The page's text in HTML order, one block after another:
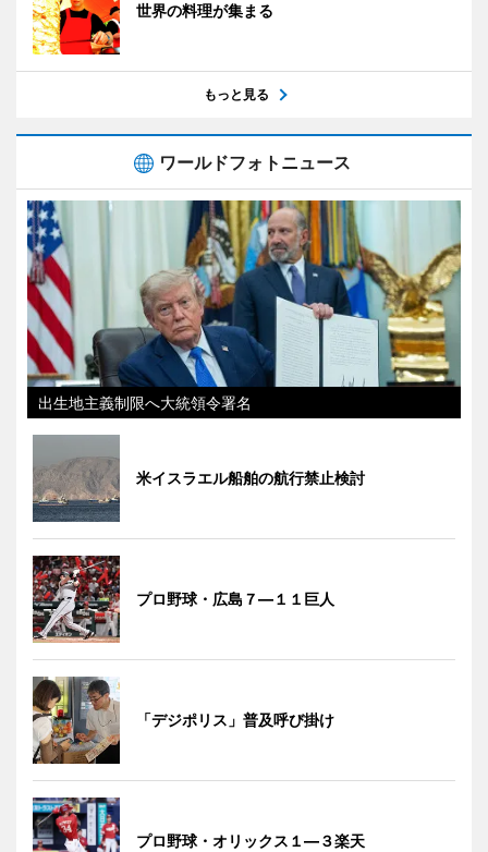
世界の料理が集まる
もっと見る
ワールドフォトニュース
出生地主義制限へ大統領令署名
米イスラエル船舶の航行禁止検討
プロ野球・広島７―１１巨人
「デジポリス」普及呼び掛け
プロ野球・オリックス１―３楽天